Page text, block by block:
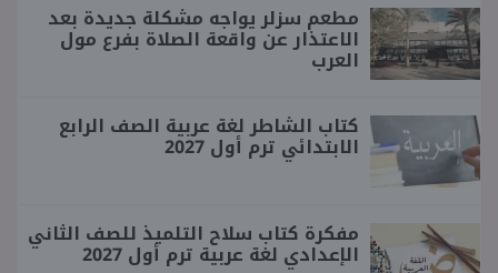
مطعم سزلر يواجه مشكلة جديدة بعد
الاعتذار عن واقعة الصلاة بفرع مول
العرب
كتاب الشاطر لغة عربية الصف الرابع
الابتدائي ترم أول 2027
مفكرة كتاب سلاح التلميذ للصف الثاني
الإعدادي لغة عربية ترم أول 2027